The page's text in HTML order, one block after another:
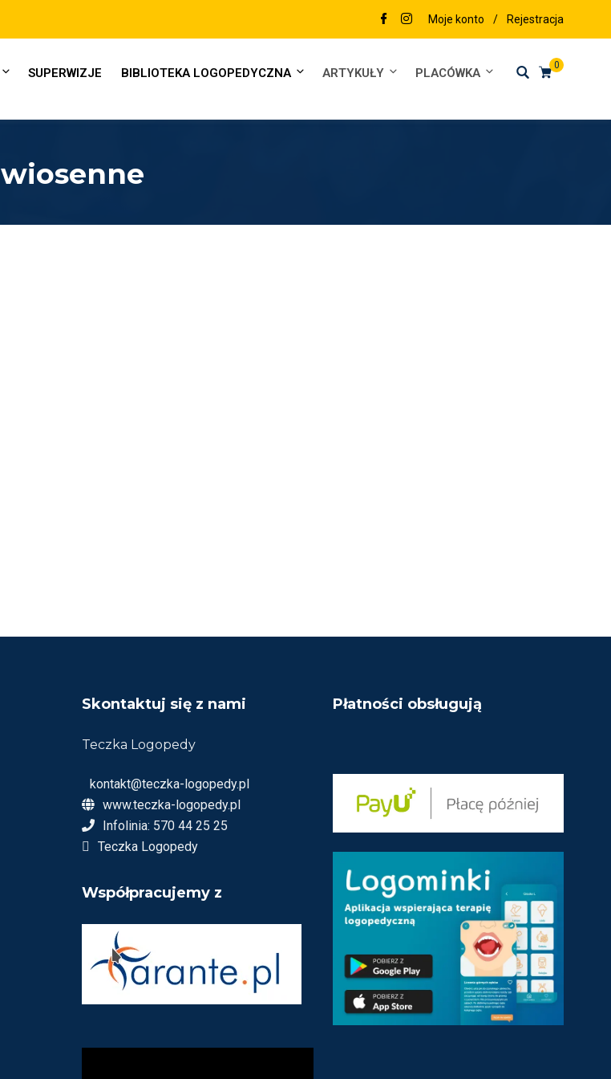
Moje konto / Rejestracja
0
SUPERWIZJE BIBLIOTEKA LOGOPEDYCZNA ARTYKUŁY PLACÓWKA
wiosenne
Skontaktuj się z nami
Teczka Logopedy
kontakt@teczka-logopedy.pl
www.teczka-logopedy.pl
Infolinia: 570 44 25 25
Teczka Logopedy
Współpracujemy z
Płatności obsługują